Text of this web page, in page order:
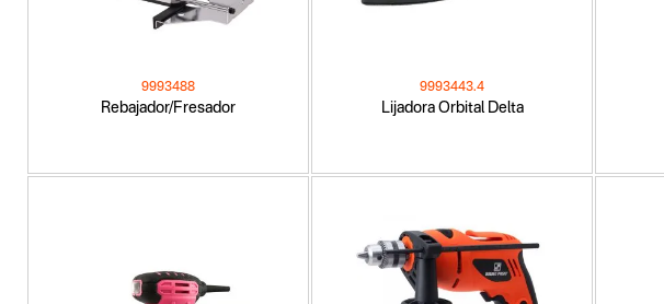
Rebajador/Fresador
9993488
Lijadora Orbital Delta
9993443.4